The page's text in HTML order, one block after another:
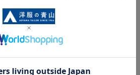
ビスを選択できない場合がございま